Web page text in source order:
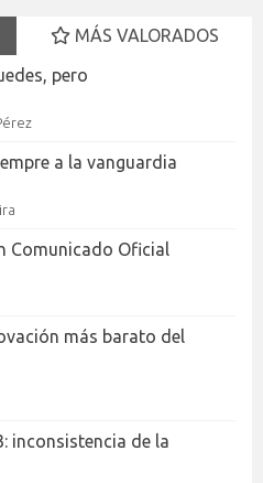
MÁS VALORADOS
pero
a la vanguardia
Comunicado Oficial
más barato del
inconsistencia de la